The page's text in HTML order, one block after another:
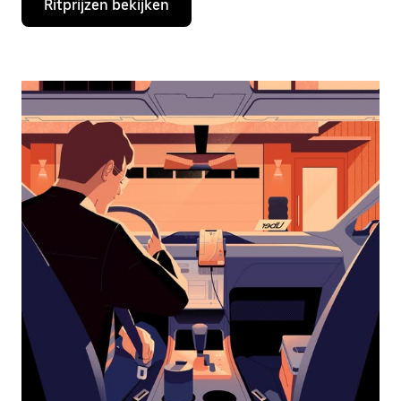
de
de
te
openen
een
datum
te
selecteren.
Druk
Escape
agenda
te
sluiten.
Ritprijzen bekijken